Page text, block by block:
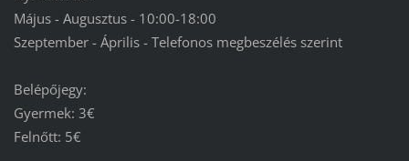
Május - Augusztus - 10:00-18:00
Szeptember - Április - Telefonos megbeszélés szerint
Belépőjegy:
Gyermek: 3€
Felnőtt: 5€